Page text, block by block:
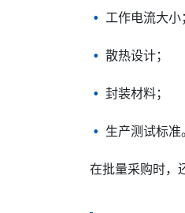
工作电流大小
散热设计；
封装材料；
生产测试标准
在批量采购时，